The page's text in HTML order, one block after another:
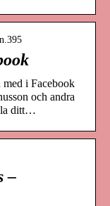
i Facebook
och andra
ditt…
–